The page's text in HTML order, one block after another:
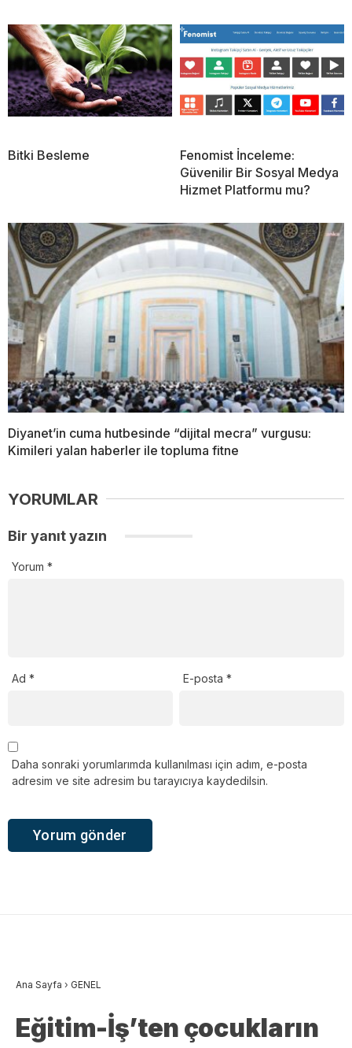
Bitki Besleme
Fenomist İnceleme:
Güvenilir Bir Sosyal Medya
Hizmet Platformu mu?
Diyanet’in cuma hutbesinde “dijital mecra” vurgusu:
Kimileri yalan haberler ile topluma fitne
YORUMLAR
Bir yanıt yazın
Yorum *
Ad * E-posta*
Daha sonraki yorumlarımda kullanılması için adım, e-posta
adresim ve site adresim bu tarayıcıya kaydedilsin.
Ana Sayfa › GENEL
Eğitim-İş’ten çocukların